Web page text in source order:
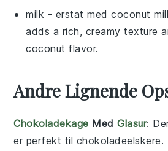
milk - erstat medcoconut
adds a rich, creamy texture
coconut flavor.
Andre Lignende
Chokoladekage MedGlasur:
er perfekt til chokoladeelskere.